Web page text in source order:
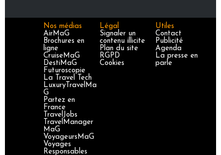
Nos médias
AirMaG
Brochures en
ligne
CruiseMaG
DestiMaG
Futuroscopie
La Travel Tech
LuxuryTravelMa
G
Partez en
France
TravelJobs
TravelManager
MaG
VoyageursMaG
Voyages
Responsables
Légal
Signaler un
contenu illicite
Plan du site
RGPD
Cookies
Utiles
Contact
Publicité
Agenda
La presse en
parle